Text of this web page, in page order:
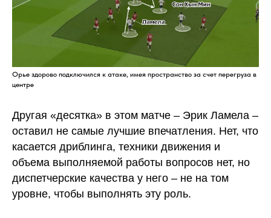
Орье здорово подключился к атаке, имея пространство за счет перегруза в
центре
Другая «десятка» в этом матче – Эрик Ламела –
оставил не самые лучшие впечатления. Нет, что
касается дриблинга, техники движения и
объема выполняемой работы вопросов нет, но
диспетчерские качества у него – не на том
уровне, чтобы выполнять эту роль.